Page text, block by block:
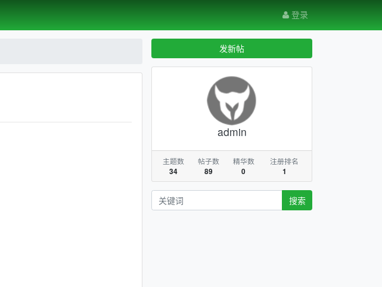
登录
发新帖
admin
主题数
34
帖子数
89
精华数
0
注册排名
1
搜索